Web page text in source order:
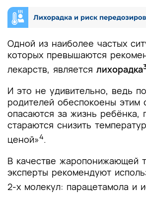
Одной из наиболее частых
которых превышаются
лекарств, является лихорадка
И это не удивительно, ведь
родителей обеспокоены этим
опасаются за жизнь ребёнка,
стараются снизить
ценой»4.
В качестве жаропонижающей
эксперты рекомендуют
2-х молекул: парацетамола и